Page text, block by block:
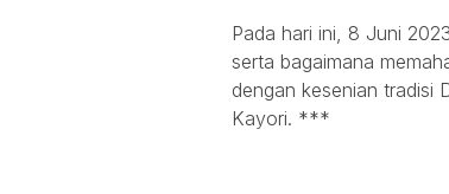
Pada hari ini, 8 Juni
serta bagaimana
dengan kesenian tradisi
Kayori. ***